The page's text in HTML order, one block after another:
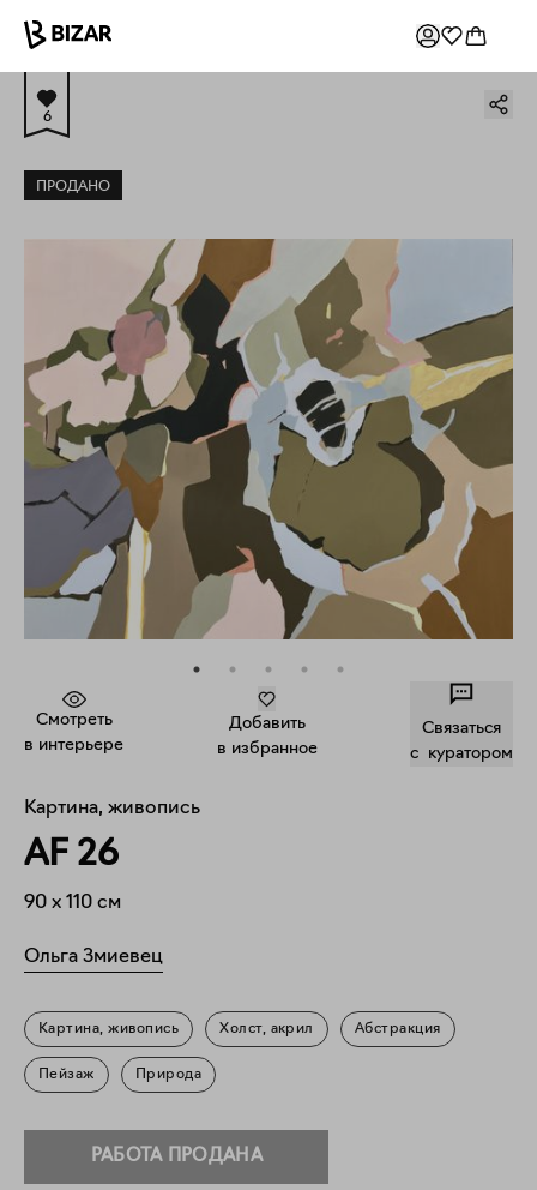
6
ПРОДАНО
Смотреть
в интерьере
Добавить
в избранное
Связаться
c куратором
Картина, живопись
AF 26
90 x 110 см
Ольга Змиевец
Картина, живопись Холст, акрил Абстракция
Пейзаж Природа
РАБОТА ПРОДАНА